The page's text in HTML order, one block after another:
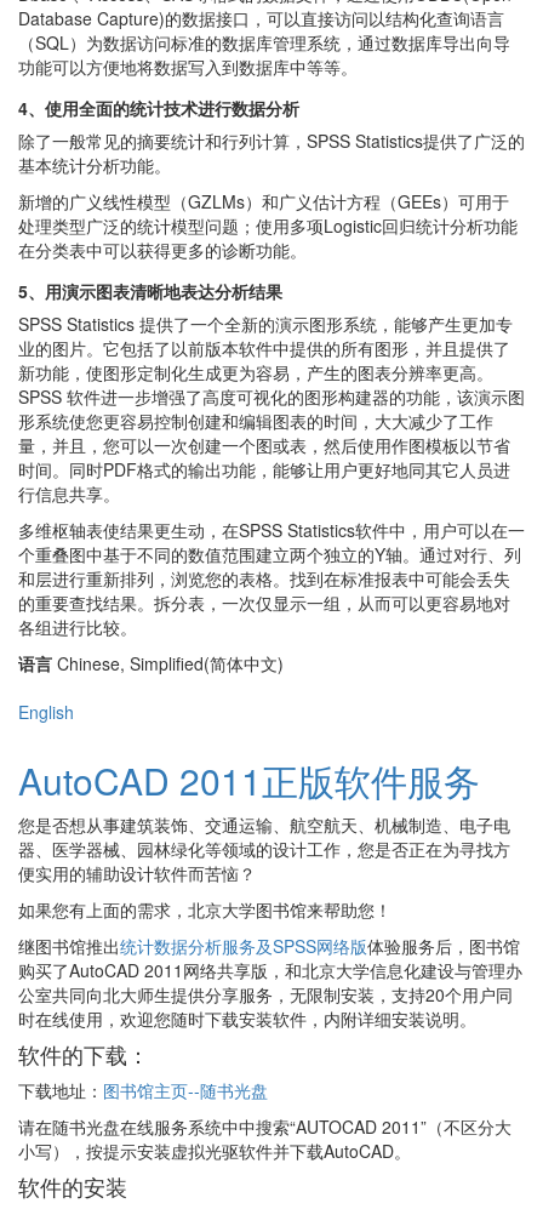
Database Capture)的数据接口，可以直接访问以结构化查询语言
（SQL）为数据访问标准的数据库管理系统，通过数据库导出向导
功能可以方便地将数据写入到数据库中等等。
4、使用全面的统计技术进行数据分析
除了一般常见的摘要统计和行列计算，SPSS Statistics提供了广泛的
基本统计分析功能。
新增的广义线性模型（GZLMs）和广义估计方程（GEEs）可用于
处理类型广泛的统计模型问题；使用多项Logistic回归统计分析功能
在分类表中可以获得更多的诊断功能。
5、用演示图表清晰地表达分析结果
SPSS Statistics 提供了一个全新的演示图形系统，能够产生更加专
业的图片。它包括了以前版本软件中提供的所有图形，并且提供了
新功能，使图形定制化生成更为容易，产生的图表分辨率更高。
SPSS 软件进一步增强了高度可视化的图形构建器的功能，该演示图
形系统使您更容易控制创建和编辑图表的时间，大大减少了工作
量，并且，您可以一次创建一个图或表，然后使用作图模板以节省
时间。同时PDF格式的输出功能，能够让用户更好地同其它人员进
行信息共享。
多维枢轴表使结果更生动，在SPSS Statistics软件中，用户可以在一
个重叠图中基于不同的数值范围建立两个独立的Y轴。通过对行、列
和层进行重新排列，浏览您的表格。找到在标准报表中可能会丢失
的重要查找结果。拆分表，一次仅显示一组，从而可以更容易地对
各组进行比较。
语言 Chinese, Simplified(简体中文)
English
AutoCAD 2011正版软件服务
您是否想从事建筑装饰、交通运输、航空航天、机械制造、电子电
器、医学器械、园林绿化等领域的设计工作，您是否正在为寻找方
便实用的辅助设计软件而苦恼？
如果您有上面的需求，北京大学图书馆来帮助您！
继图书馆推出统计数据分析服务及SPSS网络版体验服务后，图书馆
购买了AutoCAD 2011网络共享版，和北京大学信息化建设与管理办
公室共同向北大师生提供分享服务，无限制安装，支持20个用户同
时在线使用，欢迎您随时下载安装软件，内附详细安装说明。
软件的下载：
下载地址： 图书馆主页--随书光盘
请在随书光盘在线服务系统中中搜索“AUTOCAD 2011”（不区分大
小写），按提示安装虚拟光驱软件并下载AutoCAD。
软件的安装